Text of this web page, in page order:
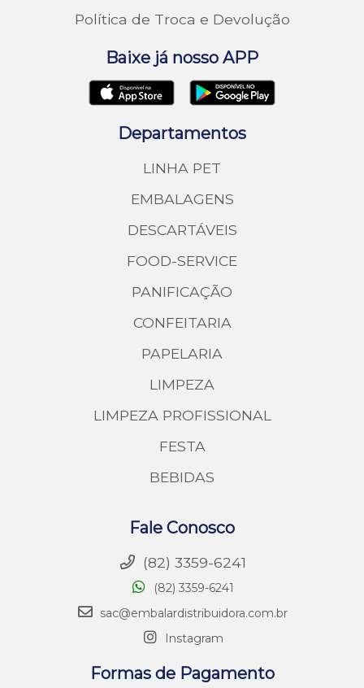
Política de Troca e Devolução
Baixe já nosso APP
Departamentos
LINHA PET
EMBALAGENS
DESCARTÁVEIS
FOOD-SERVICE
PANIFICAÇÃO
CONFEITARIA
PAPELARIA
LIMPEZA
LIMPEZA PROFISSIONAL
FESTA
BEBIDAS
Fale Conosco
(82) 3359-6241
(82) 3359-6241
sac@embalardistribuidora.com.br
Instagram
Formas de Pagamento